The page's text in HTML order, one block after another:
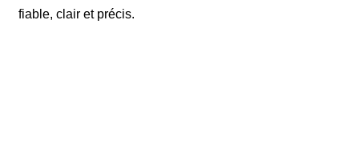
fiable, clair et précis.